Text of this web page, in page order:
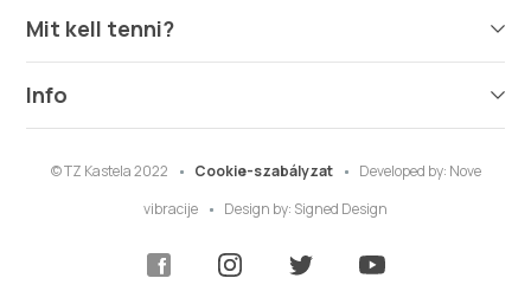
Mit kell tenni?
Info
© TZ Kastela 2022 Cookie-szabályzat Developed by: Nove
vibracije
Design by: Signed Design